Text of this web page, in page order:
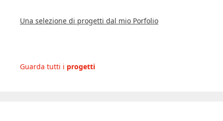
Una selezione di progetti dal mio Porfolio
Guarda tutti i progetti